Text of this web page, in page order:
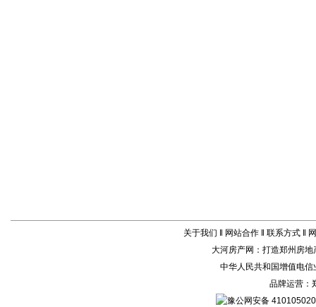
关于我们 网站合作‖ 联系方式‖
大河房产网 ：打造郑州房地
中华人民共和国增值电
品牌运营：
豫公网安备